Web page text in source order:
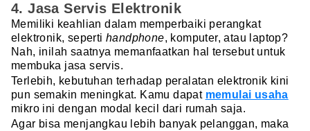
4. Jasa Servis Elektronik
Memiliki keahlian dalam memperbaiki perangkat
elektronik, seperti handphone, komputer, atau laptop?
Nah, inilah saatnya memanfaatkan hal tersebut untuk
membuka jasa servis.
Terlebih, kebutuhan terhadap peralatan elektronik kini
pun semakin meningkat. Kamu dapat memulai usaha
mikro ini dengan modal kecil dari rumah saja.
Agar bisa menjangkau lebih banyak pelanggan, maka